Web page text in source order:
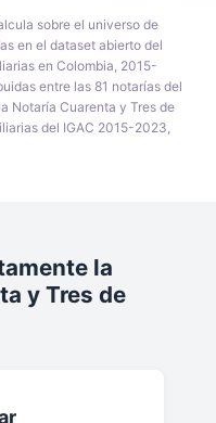
sobre el universo de
en el dataset abierto del
en Colombia, 2015-
entre las 81 notarías del
Notaría Cuarenta y Tres de
del IGAC 2015-2023,
la
y Tres de